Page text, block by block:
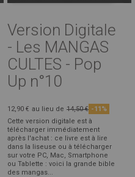
Version Digitale
- Les MANGAS
CULTES - Pop
Up n°10
12,90 € au lieu de 14,50 € -11%
Cette version digitale est à
télécharger immédiatement
après l'achat : ce livre est à lire
dans la liseuse ou à télécharger
sur votre PC, Mac, Smartphone
ou Tablette : voici la grande bible
des mangas...